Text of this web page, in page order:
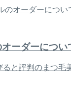
ーダーにつ